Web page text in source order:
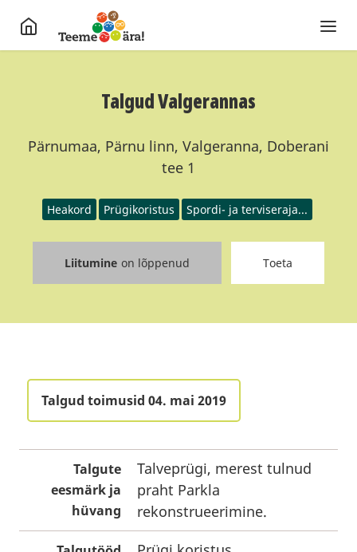
Talgud Valgerannas
Pärnumaa, Pärnu linn, Valgeranna, Doberani
tee 1
Heakord Prügikoristus Spordi- ja terviseraja...
Liitumine on lõppenud Toeta
Talgud toimusid 04. mai 2019
Talgute
eesmärk ja
hüvang
Talveprügi, merest tulnud
praht Parkla
rekonstrueerimine.